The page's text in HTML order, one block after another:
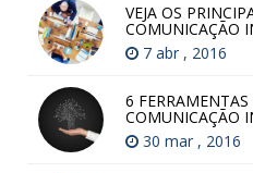
VEJA OS
COMUNICAÇÃO
7 abr , 2016
6
COMUNICAÇÃO
30 mar , 2016